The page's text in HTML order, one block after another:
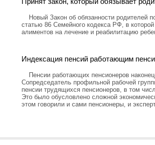
Новый Закон об обязанности родителей
статью 86 Семейного кодекса РФ, в
алиментов на лечение и реабилитацию
Индексация пенсий работающим
Пенсии работающих пенсионеров
Сопредседатель профильной рабочей
пенсии трудящихся пенсионеров, в том
Это было обусловлено сложной
этом говорили и сами пенсионеры, и